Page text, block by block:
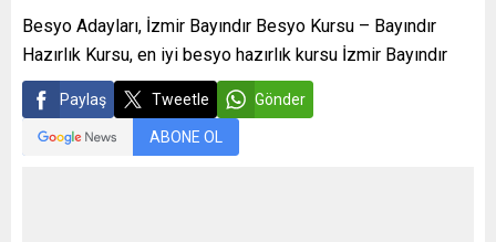
Besyo Adayları, İzmir Bayındır Besyo Kursu – Bayındır
Hazırlık Kursu, en iyi besyo hazırlık kursu İzmir Bayındır
Paylaş Tweetle Gönder
ABONE OL